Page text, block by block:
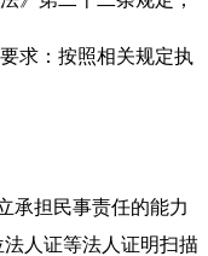
求：按照相关规定执
承担民事责任的能力
人证等法人证明扫描